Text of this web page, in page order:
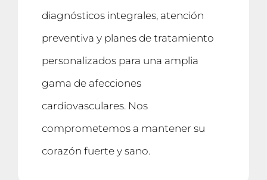
diagnósticos integrales, atención
preventiva y planes de tratamiento
personalizados para una amplia
gama de afecciones
cardiovasculares. Nos
comprometemos a mantener su
corazón fuerte y sano.